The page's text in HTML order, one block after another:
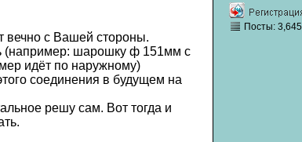
вечно с Вашей стороны.
(например: шарошку ф 151мм с
идёт по наружному)
соединения в будущем на
решу сам. Вот тогда и
Посты: 3,645